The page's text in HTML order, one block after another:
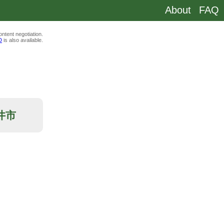
negotiation.
is also available.
市
About FAQ